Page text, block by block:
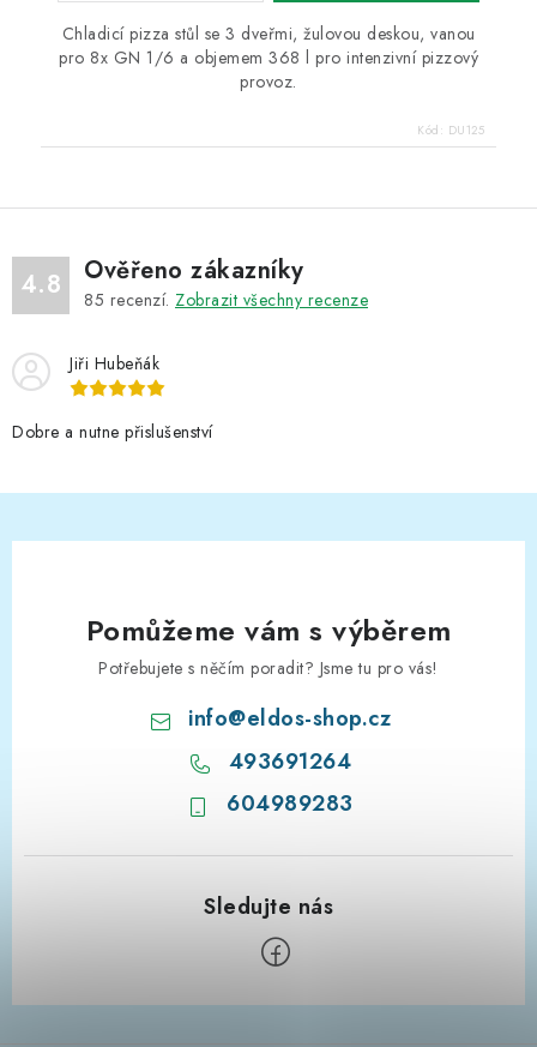
Chladicí pizza stůl se 3 dveřmi, žulovou deskou, vanou
pro 8x GN 1/6 a objemem 368 l pro intenzivní pizzový
provoz.
Kód: DU125
4.8 Ověřeno zákazníky
85 recenzí. Zobrazit všechny recenze
Jiři Hubeňák
Dobre a nutne přislušenství
Pomůžeme vám s výběrem
Potřebujete s něčím poradit? Jsme tu pro vás!
info@eldos-shop.cz
493691264
604989283